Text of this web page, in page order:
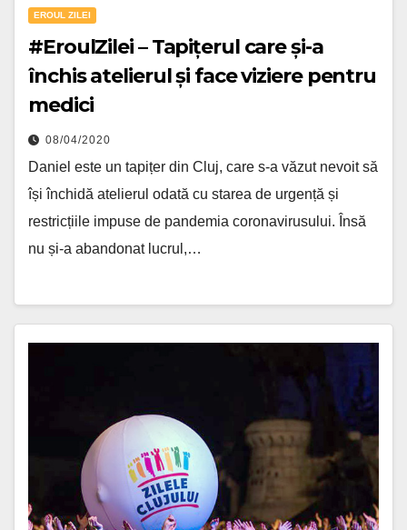
EROUL ZILEI
#EroulZilei – Tapițerul care și-a
închis atelierul și face viziere pentru
medici
08/04/2020
Daniel este un tapițer din Cluj, care s-a văzut nevoit să
își închidă atelierul odată cu starea de urgență și
restricțiile impuse de pandemia coronavirusului. Însă
nu și-a abandonat lucrul,…